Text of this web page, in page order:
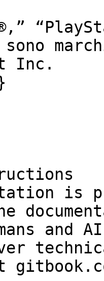
sono
Inc.
is
and